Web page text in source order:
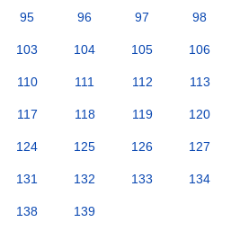
95 96 97 98
103 104 105 106
110 111 112 113
117 118 119 120
124 125 126 127
131 132 133 134
138 139